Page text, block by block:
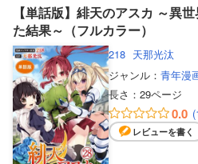
【単話版】緋天のアスカ ～異
た結果～（フルカラー）
218 天那光汰
ジャンル： 青年漫
長さ： 29ページ
0.0
レビューを書く